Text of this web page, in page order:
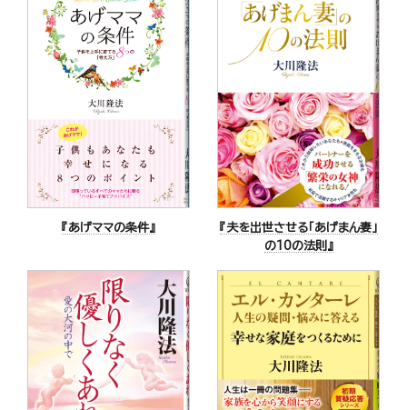
『あげママの条件』
『夫を出世させる「あげまん妻」
の10の法則』